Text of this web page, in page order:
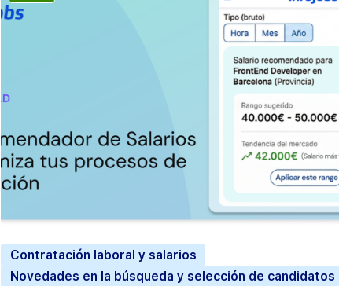
Contratación laboral y salarios
Novedades en la búsqueda y selección de candidatos